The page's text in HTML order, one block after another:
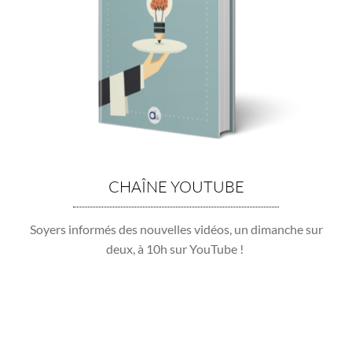
CHAÎNE YOUTUBE
Soyers informés des nouvelles vidéos, un dimanche sur
deux, à 10h sur YouTube !